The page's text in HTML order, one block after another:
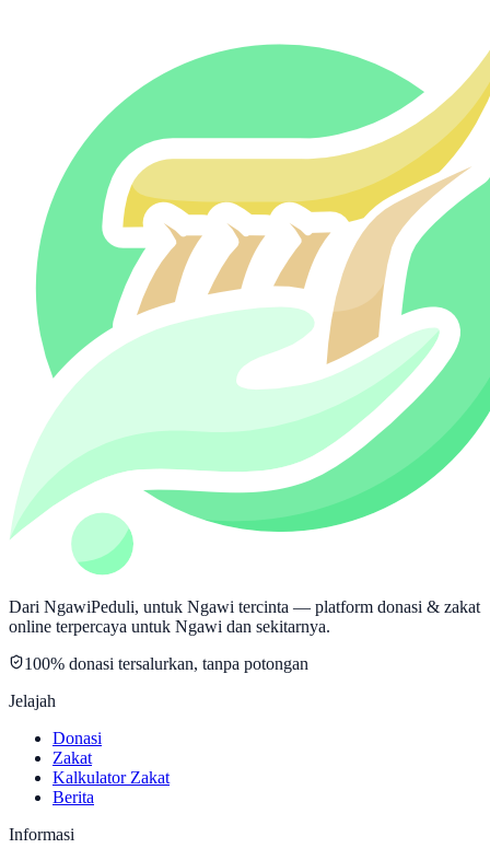
Dari NgawiPeduli, untuk Ngawi tercinta — platform donasi & zakat
online terpercaya untuk Ngawi dan sekitarnya.
100% donasi tersalurkan, tanpa potongan
Jelajah
Donasi
Zakat
Kalkulator Zakat
Berita
Informasi